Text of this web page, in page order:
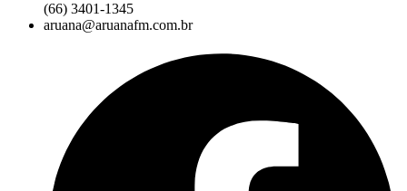
(66) 3401-1345
aruana@aruanafm.com.br